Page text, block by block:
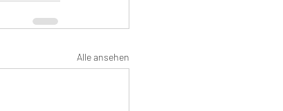
Alle ansehen